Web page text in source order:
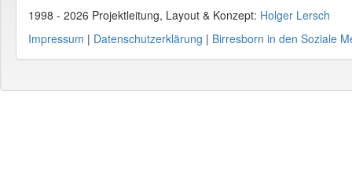
1998 - 2026 Projektleitung, Layout & Konzept: Holger Lersch
Impressum | Datenschutzerklärung | Birresborn in den Soziale